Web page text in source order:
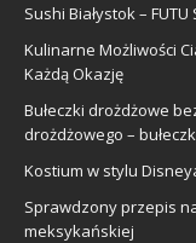
Sushi Białystok –
Kulinarne Możliwości
Każdą Okazję
Bułeczki drożdżowe
drożdżowego –
Kostium w stylu
Sprawdzony przepis
meksykańskiej